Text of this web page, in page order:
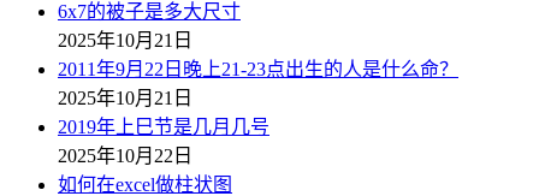
6x7的被子是多大尺寸
2025年10月21日
2011年9月22日晚上21-23点出生的人是什么命？
2025年10月21日
2019年上巳节是几月几号
2025年10月22日
如何在excel做柱状图